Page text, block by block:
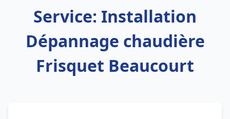
Service: Installation
Dépannage chaudière
Frisquet Beaucourt